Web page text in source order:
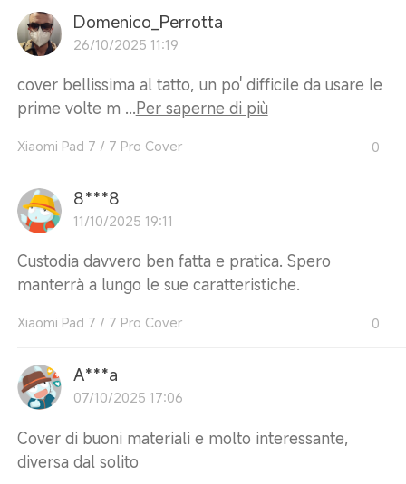
Domenico_Perrotta
26/10/2025 11:19
cover bellissima al tatto, un po' difficile da usare le
prime volte m ...Per saperne di più
Xiaomi Pad 7 / 7 Pro Cover 0
8***8
11/10/2025 19:11
Custodia davvero ben fatta e pratica. Spero
manterrà a lungo le sue caratteristiche.
Xiaomi Pad 7 / 7 Pro Cover 0
A***a
07/10/2025 17:06
Cover di buoni materiali e molto interessante,
diversa dal solito